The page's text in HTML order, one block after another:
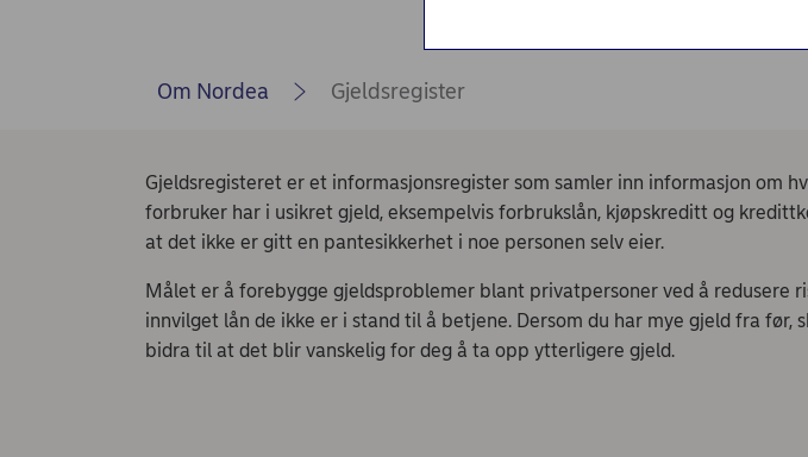
Om Nordea Gjeldsregister
Gjeldsregisteret er et informasjonsregister som samler inn informasjon om
forbruker har i usikret gjeld, eksempelvis forbrukslån, kjøpskreditt og
at det ikke er gitt en pantesikkerhet i noe personen selv eier.
Målet er å forebygge gjeldsproblemer blant privatpersoner ved å redusere
innvilget lån de ikke er i stand til å betjene. Dersom du har mye gjeld fra før,
bidra til at det blir vanskelig for deg å ta opp ytterligere gjeld.